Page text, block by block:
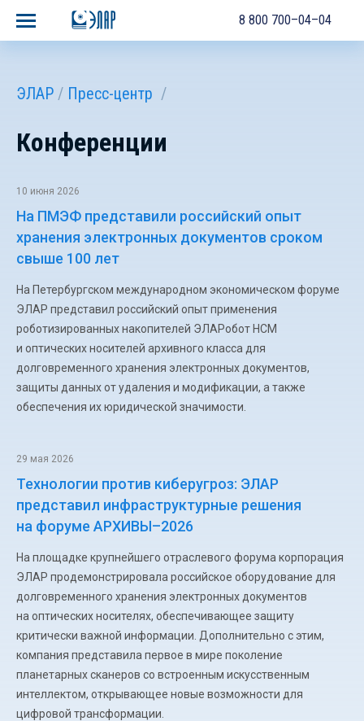
8 800 700–04–04
ЭЛАР Пресс-центр
Конференции
10 июня 2026
На ПМЭФ представили российский опыт
хранения электронных документов сроком
свыше 100 лет
На Петербургском международном экономическом форуме
ЭЛАР представил российский опыт применения
роботизированных накопителей ЭЛАРобот НСМ
и оптических носителей архивного класса для
долговременного хранения электронных документов,
защиты данных от удаления и модификации, а также
обеспечения их юридической значимости.
29 мая 2026
Технологии против киберугроз: ЭЛАР
представил инфраструктурные решения
на форуме АРХИВЫ–2026
На площадке крупнейшего отраслевого форума корпорация
ЭЛАР продемонстрировала российское оборудование для
долговременного хранения электронных документов
на оптических носителях, обеспечивающее защиту
критически важной информации. Дополнительно с этим,
компания представила первое в мире поколение
планетарных сканеров со встроенным искусственным
интеллектом, открывающее новые возможности для
цифровой трансформации.